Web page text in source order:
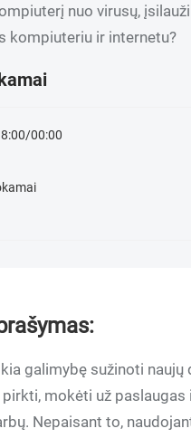
nuo virusų,
kompiuteriu ir internetu?
00:00
galimybę sužinoti naujų
pirkti, mokėti už paslaugas
Nepaisant to,